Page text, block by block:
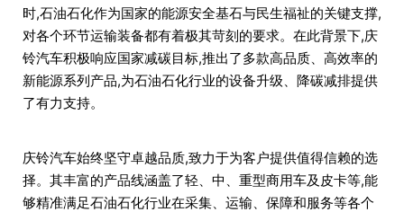
时,石油石化作为国家的能源安全基石与民生福祉的关键支撑,
对各个环节运输装备都有着极其苛刻的要求。在此背景下,庆
铃汽车积极响应国家减碳目标,推出了多款高品质、高效率的
新能源系列产品,为石油石化行业的设备升级、降碳减排提供
了有力支持。
庆铃汽车始终坚守卓越品质,致力于为客户提供值得信赖的选
择。其丰富的产品线涵盖了轻、中、重型商用车及皮卡等,能
够精准满足石油石化行业在采集、运输、保障和服务等各个